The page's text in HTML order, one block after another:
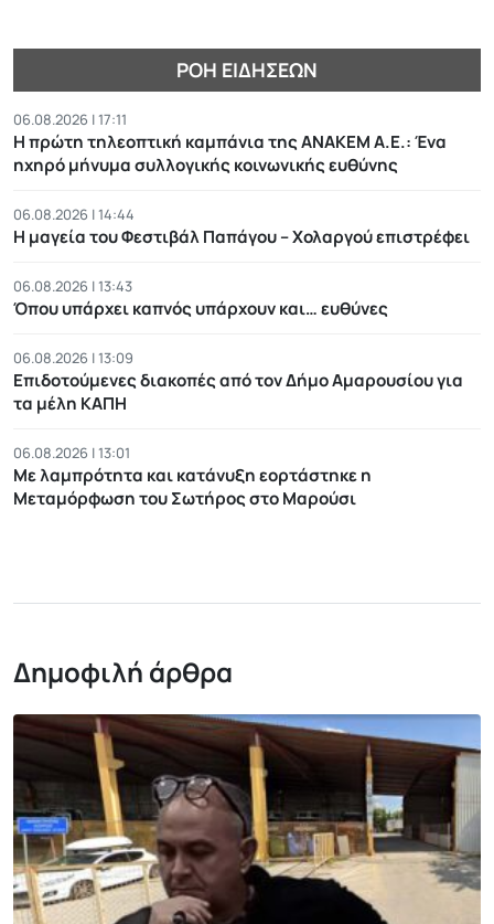
ΡΟΉ ΕΙΔΉΣΕΩΝ
06.08.2026 | 17:11
Η πρώτη τηλεοπτική καμπάνια της ΑΝΑΚΕΜ Α.Ε.: Ένα
ηχηρό μήνυμα συλλογικής κοινωνικής ευθύνης
06.08.2026 | 14:44
Η μαγεία του Φεστιβάλ Παπάγου – Χολαργού επιστρέφει
06.08.2026 | 13:43
Όπου υπάρχει καπνός υπάρχουν και… ευθύνες
06.08.2026 | 13:09
Επιδοτούμενες διακοπές από τον Δήμο Αμαρουσίου για
τα μέλη ΚΑΠΗ
06.08.2026 | 13:01
Με λαμπρότητα και κατάνυξη εορτάστηκε η
Μεταμόρφωση του Σωτήρος στο Μαρούσι
Δημοφιλή άρθρα